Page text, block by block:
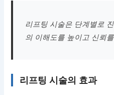
리프팅 시술은 단계별로
의 이해도를 높이고 신뢰
리프팅 시술의 효과